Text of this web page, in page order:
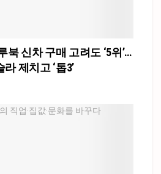
북 신차 구매 고려도 ‘5위’…
제치고 ‘톱3’